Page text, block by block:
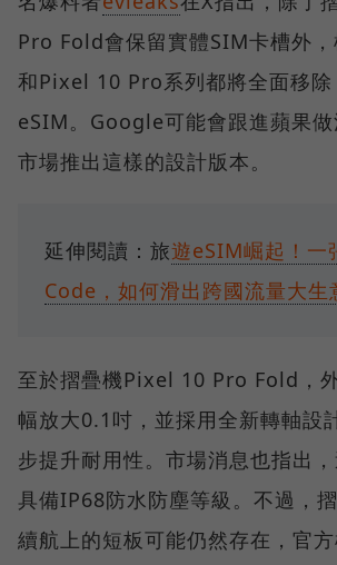
Pro Fold會保留實體SIM卡槽外
和Pixel 10 Pro系列都將全面移除
eSIM。Google可能會跟進蘋果做
市場推出這樣的設計版本。
延伸閱讀：旅遊eSIM崛起！一
Code，如何滑出跨國流量大生
至於摺疊機Pixel 10 Pro Fold，
幅放大0.1吋，並採用全新轉軸設
步提升耐用性。市場消息也指出
具備IP68防水防塵等級。不過，
續航上的短板可能仍然存在，官